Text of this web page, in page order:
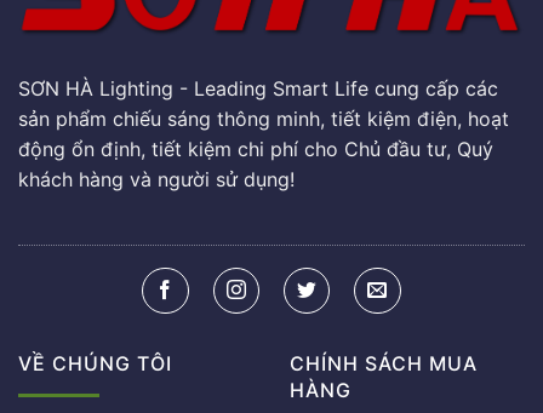
SƠN HÀ Lighting - Leading Smart Life cung cấp các
sản phẩm chiếu sáng thông minh, tiết kiệm điện, hoạt
động ổn định, tiết kiệm chi phí cho Chủ đầu tư, Quý
khách hàng và người sử dụng!
VỀ CHÚNG TÔI
CHÍNH SÁCH MUA
HÀNG